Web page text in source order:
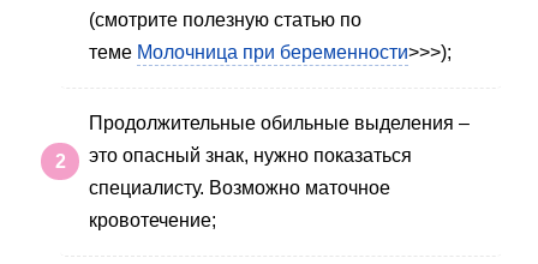
(смотрите полезную статью по
теме Молочница при беременности>>>);
Продолжительные обильные выделения –
это опасный знак, нужно показаться
специалисту. Возможно маточное
кровотечение;